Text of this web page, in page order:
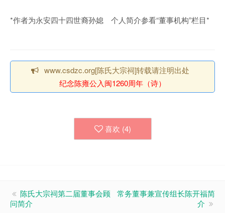
*作者为永安四十四世裔孙媳 个人简介参看“董事机构”栏目*
www.csdzc.org[陈氏大宗祠]转载请注明出处
纪念陈雍公入闽1260周年（诗）
喜欢 (4)
陈氏大宗祠第二届董事会顾
问简介
常务董事兼宣传组长陈开福简
介